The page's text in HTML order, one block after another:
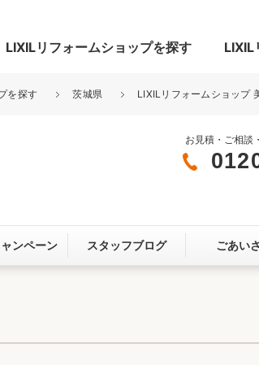
関まわり 門まわり
カースペース
LIXILリフォームショップを探す LIXIL
ンケート
ここちいい暮
を探す 茨城県 LIXILリフォームショップ
お見積・ご相談
ンペーン スタッフブログ ごあい